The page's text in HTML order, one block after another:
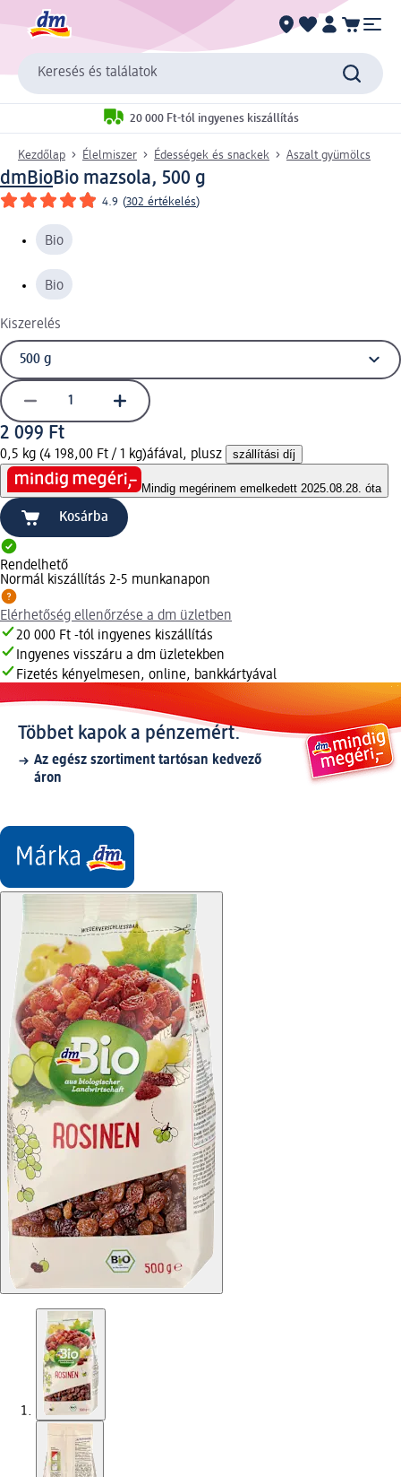
Keresés és találatok
20 000 Ft-tól ingyenes kiszállítás
Kezdőlap Élelmiszer Édességek és snackek Aszalt gyümölcs
dmBioBio mazsola, 500 g
4.9 (302 értékelés)
Bio
Bio
Kiszerelés
2 099 Ft
0,5 kg (4 198,00 Ft / 1 kg)áfával, plusz szállítási díj
Mindig megérinem emelkedett 2025.08.28. óta
Kosárba
Rendelhető
Normál kiszállítás 2-5 munkanapon
Elérhetőség ellenőrzése a dm üzletben
20 000 Ft -tól ingyenes kiszállítás
Ingyenes visszáru a dm üzletekben
Fizetés kényelmesen, online, bankkártyával
Többet kapok a pénzemért.
Az egész szortiment tartósan kedvező
áron